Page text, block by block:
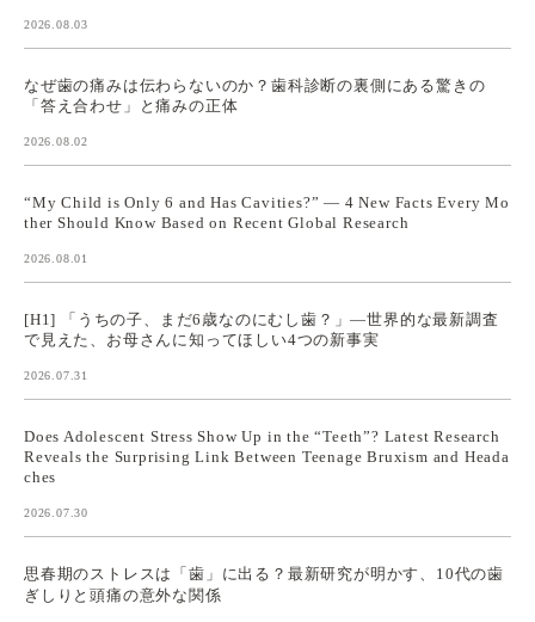
2026.08.03
なぜ歯の痛みは伝わらないのか？歯科診断の裏側にある驚きの
「答え合わせ」と痛みの正体
2026.08.02
“My Child is Only 6 and Has Cavities?” — 4 New Facts Every Mo
ther Should Know Based on Recent Global Research
2026.08.01
[H1] 「うちの子、まだ6歳なのにむし歯？」—世界的な最新調査
で見えた、お母さんに知ってほしい4つの新事実
2026.07.31
Does Adolescent Stress Show Up in the “Teeth”? Latest Research
Reveals the Surprising Link Between Teenage Bruxism and Heada
ches
2026.07.30
思春期のストレスは「歯」に出る？最新研究が明かす、10代の歯
ぎしりと頭痛の意外な関係